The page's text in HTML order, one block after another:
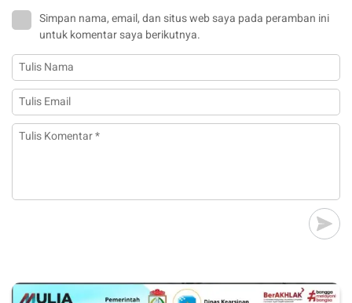
Simpan nama, email, dan situs web saya pada peramban ini
untuk komentar saya berikutnya.